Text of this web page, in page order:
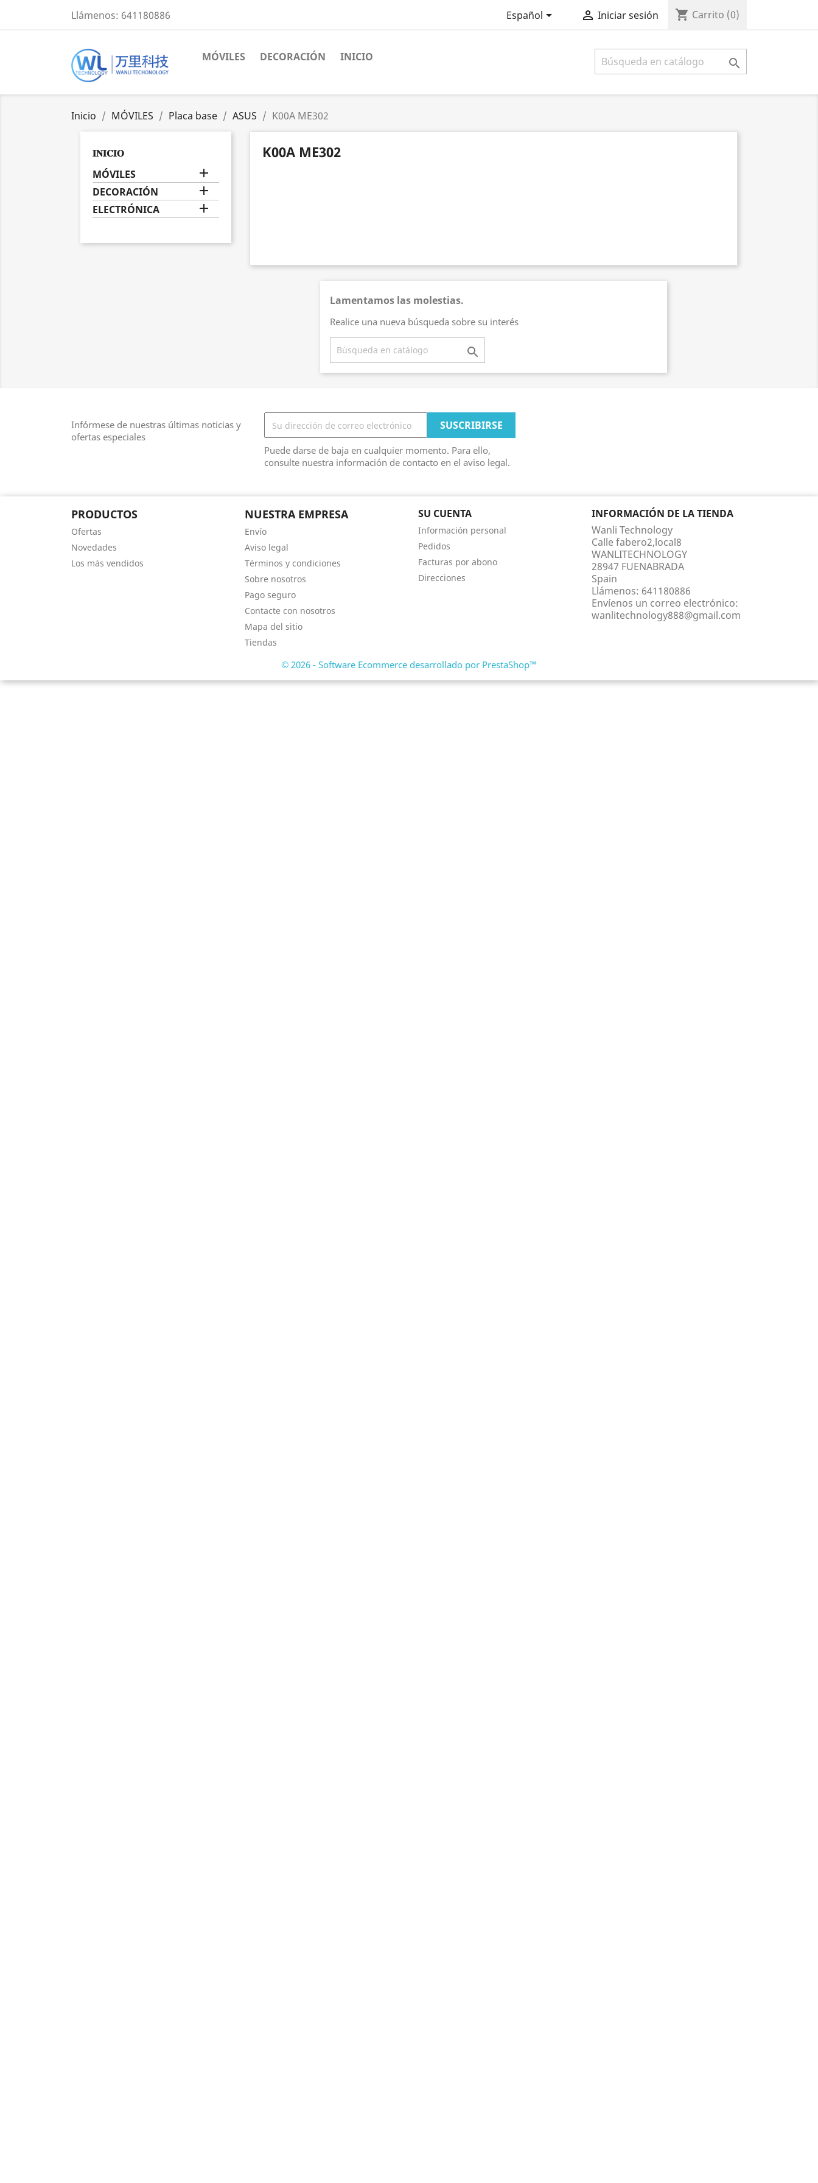
Llámenos: 641180886 Español  Iniciar sesión shopping_cart Carrito (0)
MÓVILES DECORACIÓN INICIO 
Inicio MÓVILES Placa base ASUS K00A ME302
𝐈𝐍𝐈𝐂𝐈𝐎
MÓVILES 
DECORACIÓN 
ELECTRÓNICA 
K00A ME302
Lamentamos las molestias.
Realice una nueva búsqueda sobre su interés

Infórmese de nuestras últimas noticias y
ofertas especiales
Puede darse de baja en cualquier momento. Para ello,
consulte nuestra información de contacto en el aviso legal.
PRODUCTOS
Ofertas
Novedades
Los más vendidos
NUESTRA EMPRESA
Envío
Aviso legal
Términos y condiciones
Sobre nosotros
Pago seguro
Contacte con nosotros
Mapa del sitio
Tiendas
SU CUENTA
Información personal
Pedidos
Facturas por abono
Direcciones
INFORMACIÓN DE LA TIENDA
Wanli Technology
Calle fabero2,local8
WANLITECHNOLOGY
28947 FUENABRADA
Spain
Llámenos: 641180886
Envíenos un correo electrónico:
wanlitechnology888@gmail.com
© 2026 - Software Ecommerce desarrollado por PrestaShop™